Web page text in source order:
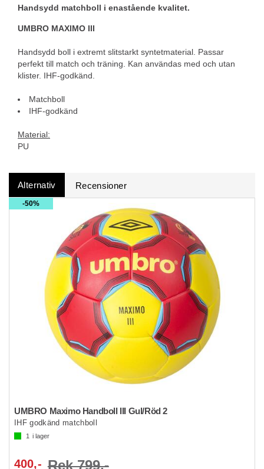
Handsydd matchboll i enastående kvalitet.
UMBRO MAXIMO III
Handsydd boll i extremt slitstarkt syntetmaterial. Passar
perfekt till match och träning. Kan användas med och utan
klister. IHF-godkänd.
Matchboll
IHF-godkänd
Material:
PU
Alternativ Recensioner
50%
UMBRO Maximo Handboll III Gul/Röd 2
IHF godkänd matchboll
1 i lager
400,- Rek 799,-